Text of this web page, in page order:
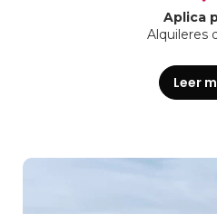
Aplica
Alquileres
Leer